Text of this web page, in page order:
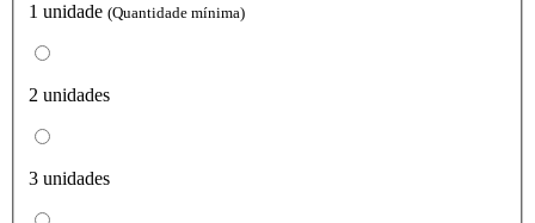
1 unidade (Quantidade mínima)
2 unidades
3 unidades